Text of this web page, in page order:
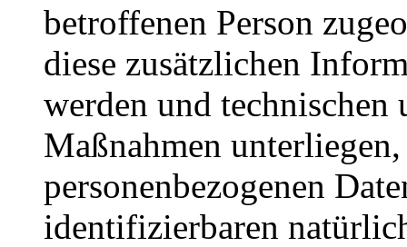
betroffenen Person
diese zusätzlichen
werden und technischen
Maßnahmen
personenbezogenen
identifizierbaren